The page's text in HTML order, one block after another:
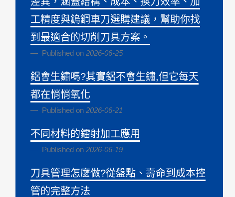
工精度與鎢鋼車刀選購建議，幫助你找
到最適合的切削刀具方案。
Published on 2026-06-25
鋁會生鏽嗎?其實鋁不會生鏽,但它每天
都在悄悄氧化
Published on 2026-06-21
不同材料的鐳射加工應用
Published on 2026-06-19
刀具管理怎麼做?從盤點、壽命到成本控
管的完整方法